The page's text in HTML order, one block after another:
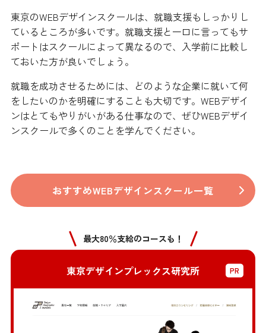
東京のWEBデザインスクールは、就職支援もしっかりし
ているところが多いです。就職支援と一口に言ってもサ
ポートはスクールによって異なるので、入学前に比較し
ておいた方が良いでしょう。
就職を成功させるためには、どのような企業に就いて何
をしたいのかを明確にすることも大切です。WEBデザイ
ンはとてもやりがいがある仕事なので、ぜひWEBデザイ
ンスクールで多くのことを学んでください。
おすすめWEBデザインスクール一覧
最大80％支給のコースも！
東京デザインプレックス研究所